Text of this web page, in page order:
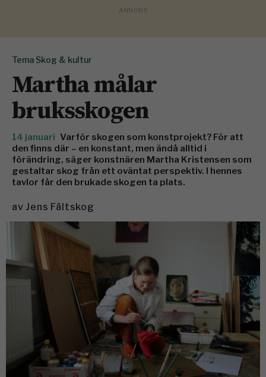
Tema Skog & kultur
Martha målar
bruksskogen
14 januari Varför skogen som konstprojekt? För att
den finns där – en konstant, men ändå alltid i
förändring, säger konstnären Martha Kristensen som
gestaltar skog från ett oväntat perspektiv. I hennes
tavlor får den brukade skogen ta plats.
av Jens Fältskog